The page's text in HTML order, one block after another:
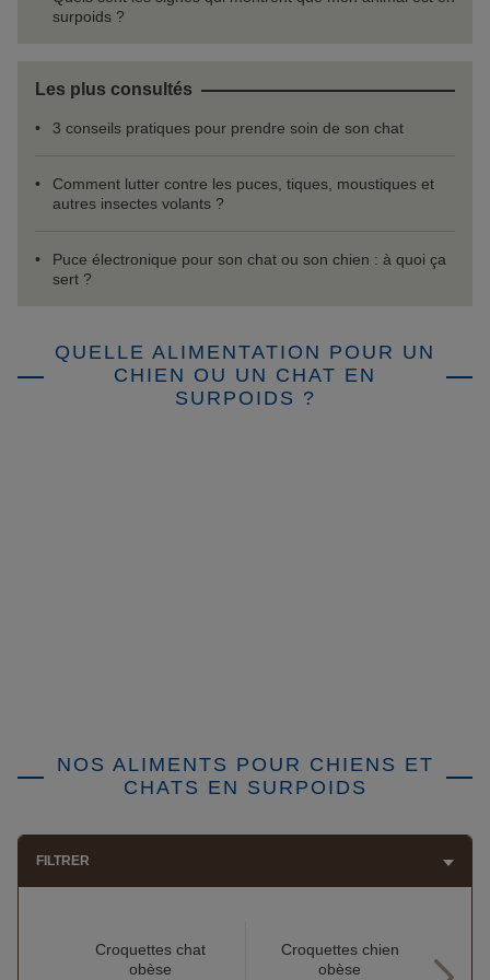
surpoids ?
Les plus consultés
3 conseils pratiques pour prendre soin de son chat
Comment lutter contre les puces, tiques, moustiques et
autres insectes volants ?
Puce électronique pour son chat ou son chien : à quoi ça
sert ?
QUELLE ALIMENTATION POUR UN
CHIEN OU UN CHAT EN
SURPOIDS ?
NOS ALIMENTS POUR CHIENS ET
CHATS EN SURPOIDS
FILTRER
Croquettes chat
obèse
Croquettes chien
obèse